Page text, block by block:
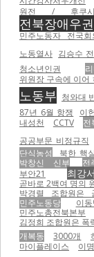
원전 / 후쿠
전북장애우
민주노동자 전국회
노동열사 김승수
청소년인권
위원장 구속에 이
노동부 청와대
87년 6월 항쟁
이
내성천
CCTV 전
공공부문 비정규직
단식농성 북한 핵
박창신 신부
전
부안21
최강
곧바로 2백여 명의
박경렬 조합원은
민주노동당
이
민주노총전북본부
김정희 조합원은 폭
개복동
3000개
마이플레이스
이